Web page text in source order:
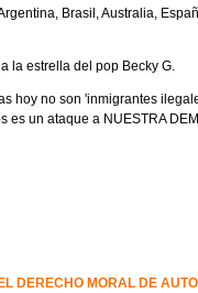
Brasil, Australia,
la estrella del pop Becky G.
hoy no son 'inmigrantes
un ataque a NUESTRA
DERECHO MORAL DE